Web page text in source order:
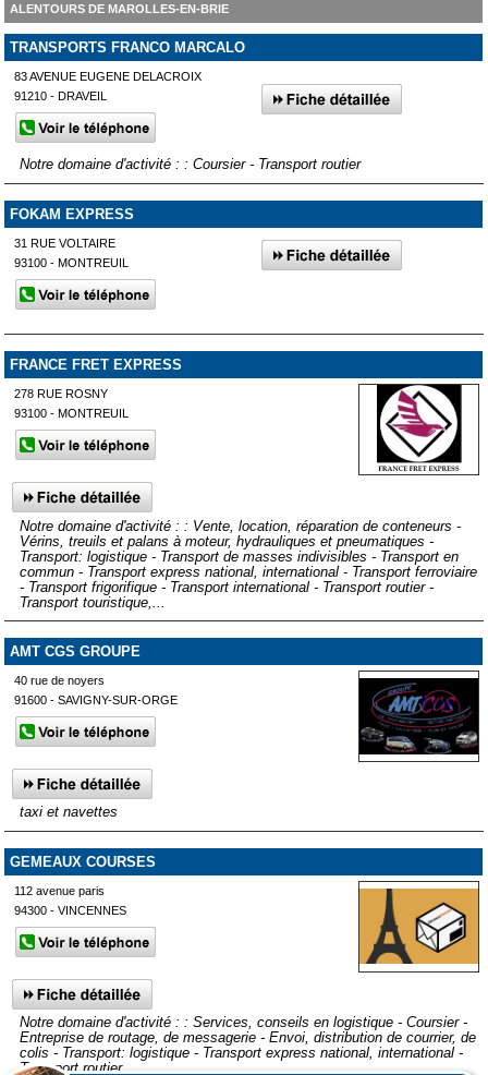
ALENTOURS DE MAROLLES-EN-BRIE
TRANSPORTS FRANCO MARCALO
83 AVENUE EUGENE DELACROIX
91210 - DRAVEIL
Notre domaine d'activité : : Coursier - Transport routier
FOKAM EXPRESS
31 RUE VOLTAIRE
93100 - MONTREUIL
FRANCE FRET EXPRESS
278 RUE ROSNY
93100 - MONTREUIL
Notre domaine d'activité : : Vente, location, réparation de conteneurs -
Vérins, treuils et palans à moteur, hydrauliques et pneumatiques -
Transport: logistique - Transport de masses indivisibles - Transport en
commun - Transport express national, international - Transport ferroviaire
- Transport frigorifique - Transport international - Transport routier -
Transport touristique,...
AMT CGS GROUPE
40 rue de noyers
91600 - SAVIGNY-SUR-ORGE
taxi et navettes
GEMEAUX COURSES
112 avenue paris
94300 - VINCENNES
Notre domaine d'activité : : Services, conseils en logistique - Coursier -
Entreprise de routage, de messagerie - Envoi, distribution de courrier, de
colis - Transport: logistique - Transport express national, international -
Transport routier